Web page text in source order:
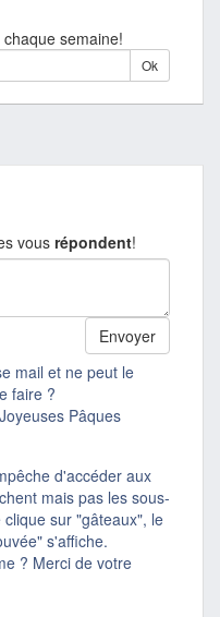
semaine!
vous répondent!
mail et ne peut le
faire ?
Pâques
d'accéder aux
mais pas les sous-
sur "gâteaux", le
s'affiche.
? Merci de votre